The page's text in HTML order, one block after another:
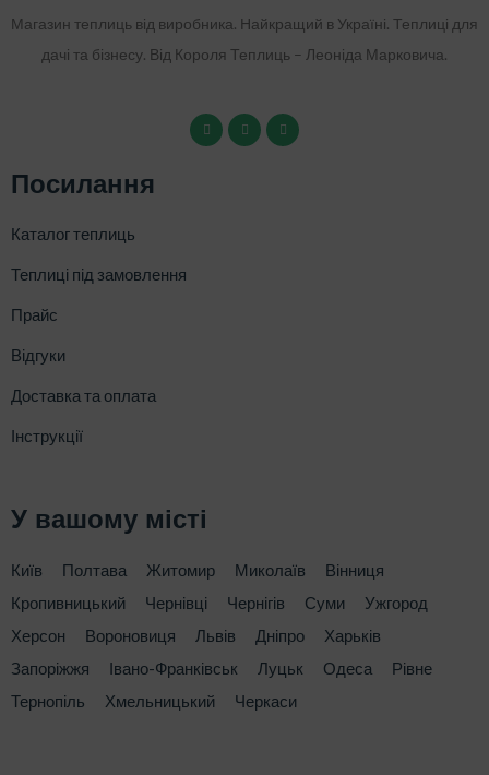
Магазин теплиць від виробника. Найкращий в Україні. Теплиці для
дачі та бізнесу. Від Короля Теплиць – Леоніда Марковича.
Посилання
Каталог теплиць
Теплиці під замовлення
Прайс
Відгуки
Доставка та оплата
Інструкції
У вашому місті
Київ Полтава Житомир Миколаїв
Вінниця
Кропивницький
Чернівці Чернігів Суми
Ужгород
Херсон
Вороновиця Львів Дніпро
Харьків
Запоріжжя
Івано-Франківськ Луцьк Одеса
Рівне
Тернопіль
Хмельницький Черкаси